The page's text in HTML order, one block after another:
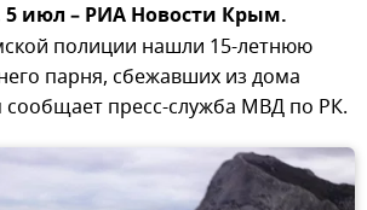
июл – РИА Новости Крым.
полиции нашли 15-летнюю
парня, сбежавших из дома
пресс-служба МВД по РК.